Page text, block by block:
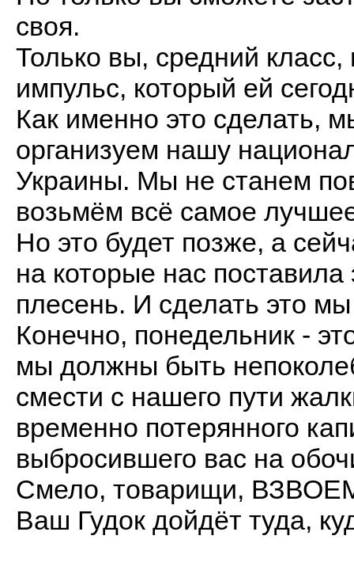
своя.
Только вы, средний
импульс, который ей
Как именно это сделать,
организуем нашу
Украины. Мы не станем
возьмём всё самое
Но это будет позже, а
на которые нас
плесень. И сделать это
Конечно, понедельник -
мы должны быть
смести с нашего пути
временно потерянного
выбросившего вас на
Смело, товарищи,
Ваш Гудок дойдёт туда,